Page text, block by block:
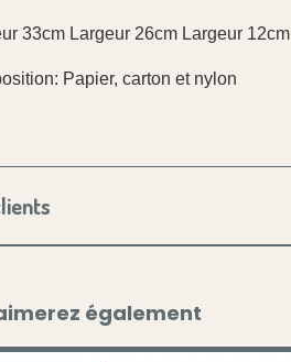
33cm Largeur 26cm Largeur 12cm
Papier, carton et nylon
également